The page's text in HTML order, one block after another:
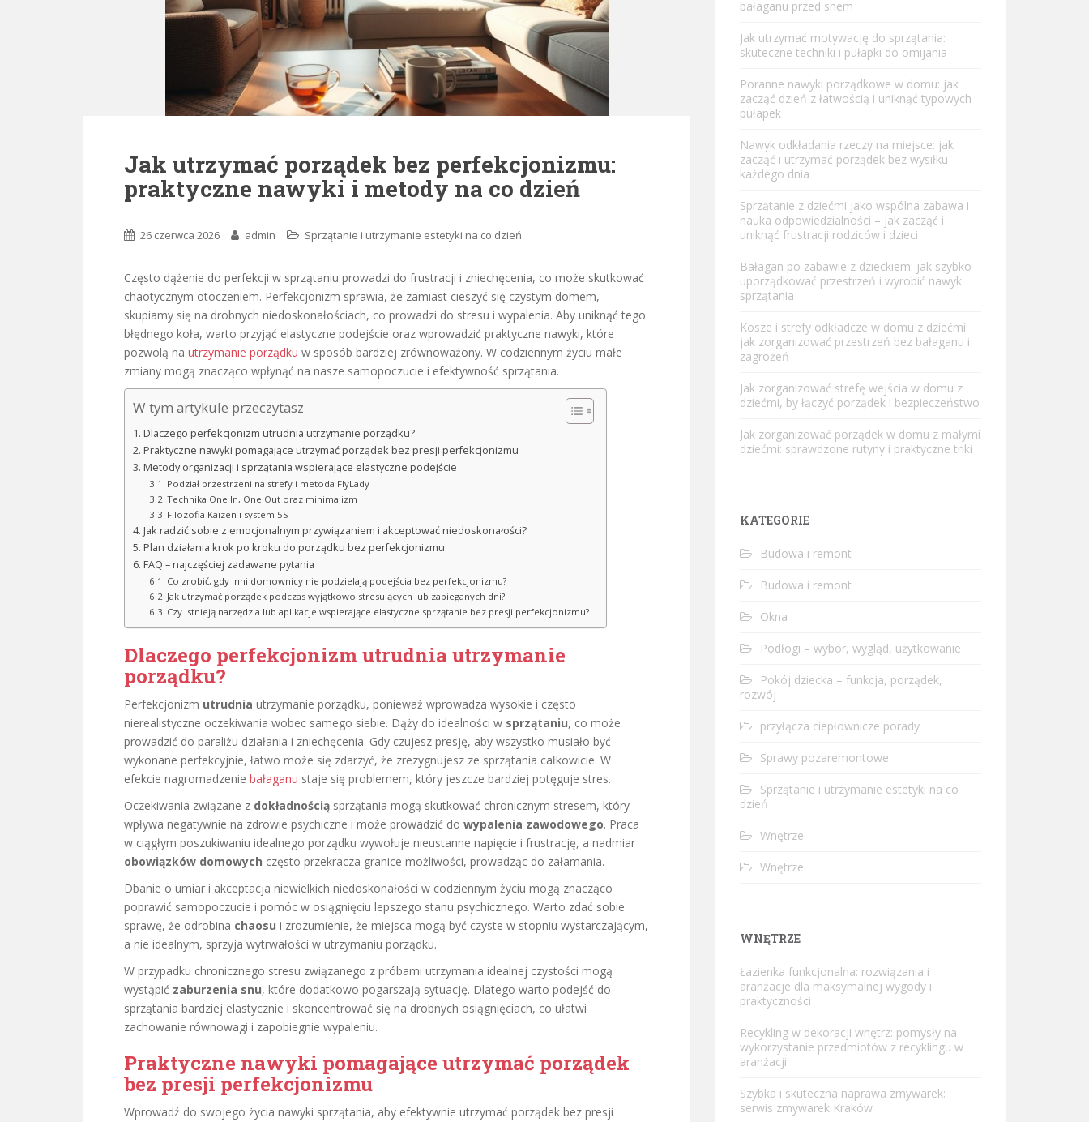
Jak utrzymać porządek bez perfekcjonizmu:
praktyczne nawyki i metody na co dzień
26 czerwca 2026 admin Sprzątanie i utrzymanie estetyki na co dzień
Często dążenie do perfekcji w sprzątaniu prowadzi do frustracji i zniechęcenia, co może skutkować
chaotycznym otoczeniem. Perfekcjonizm sprawia, że zamiast cieszyć się czystym domem,
skupiamy się na drobnych niedoskonałościach, co prowadzi do stresu i wypalenia. Aby uniknąć tego
błędnego koła, warto przyjąć elastyczne podejście oraz wprowadzić praktyczne nawyki, które
pozwolą na utrzymanie porządku w sposób bardziej zrównoważony. W codziennym życiu małe
zmiany mogą znacząco wpłynąć na nasze samopoczucie i efektywność sprzątania.
W tym artykule przeczytasz
Dlaczego perfekcjonizm utrudnia utrzymanie porządku?
Praktyczne nawyki pomagające utrzymać porządek bez presji perfekcjonizmu
Metody organizacji i sprzątania wspierające elastyczne podejście
Podział przestrzeni na strefy i metoda FlyLady
Technika One In, One Out oraz minimalizm
Filozofia Kaizen i system 5S
Jak radzić sobie z emocjonalnym przywiązaniem i akceptować niedoskonałości?
Plan działania krok po kroku do porządku bez perfekcjonizmu
FAQ – najczęściej zadawane pytania
Co zrobić, gdy inni domownicy nie podzielają podejścia bez perfekcjonizmu?
Jak utrzymać porządek podczas wyjątkowo stresujących lub zabieganych dni?
Czy istnieją narzędzia lub aplikacje wspierające elastyczne sprzątanie bez presji perfekcjonizmu?
Dlaczego perfekcjonizm utrudnia utrzymanie
porządku?
Perfekcjonizm utrudnia utrzymanie porządku, ponieważ wprowadza wysokie i często
nierealistyczne oczekiwania wobec samego siebie. Dąży do idealności w sprzątaniu, co może
prowadzić do paraliżu działania i zniechęcenia. Gdy czujesz presję, aby wszystko musiało być
wykonane perfekcyjnie, łatwo może się zdarzyć, że zrezygnujesz ze sprzątania całkowicie. W
efekcie nagromadzenie bałaganu staje się problemem, który jeszcze bardziej potęguje stres.
Oczekiwania związane z dokładnością sprzątania mogą skutkować chronicznym stresem, który
wpływa negatywnie na zdrowie psychiczne i może prowadzić do wypalenia zawodowego. Praca
w ciągłym poszukiwaniu idealnego porządku wywołuje nieustanne napięcie i frustrację, a nadmiar
obowiązków domowych często przekracza granice możliwości, prowadząc do załamania.
Dbanie o umiar i akceptacja niewielkich niedoskonałości w codziennym życiu mogą znacząco
poprawić samopoczucie i pomóc w osiągnięciu lepszego stanu psychicznego. Warto zdać sobie
sprawę, że odrobina chaosu i zrozumienie, że miejsca mogą być czyste w stopniu wystarczającym,
a nie idealnym, sprzyja wytrwałości w utrzymaniu porządku.
W przypadku chronicznego stresu związanego z próbami utrzymania idealnej czystości mogą
wystąpić zaburzenia snu, które dodatkowo pogarszają sytuację. Dlatego warto podejść do
sprzątania bardziej elastycznie i skoncentrować się na drobnych osiągnięciach, co ułatwi
zachowanie równowagi i zapobiegnie wypaleniu.
Praktyczne nawyki pomagające utrzymać porządek
bez presji perfekcjonizmu
Wprowadź do swojego życia nawyki sprzątania, aby efektywnie utrzymać porządek bez presji
bałaganu przed snem
Jak utrzymać motywację do sprzątania:
skuteczne techniki i pułapki do omijania
Poranne nawyki porządkowe w domu: jak
zacząć dzień z łatwością i uniknąć typowych
pułapek
Nawyk odkładania rzeczy na miejsce: jak
zacząć i utrzymać porządek bez wysiłku
każdego dnia
Sprzątanie z dziećmi jako wspólna zabawa i
nauka odpowiedzialności – jak zacząć i
uniknąć frustracji rodziców i dzieci
Bałagan po zabawie z dzieckiem: jak szybko
uporządkować przestrzeń i wyrobić nawyk
sprzątania
Kosze i strefy odkładcze w domu z dziećmi:
jak zorganizować przestrzeń bez bałaganu i
zagrożeń
Jak zorganizować strefę wejścia w domu z
dziećmi, by łączyć porządek i bezpieczeństwo
Jak zorganizować porządek w domu z małymi
dziećmi: sprawdzone rutyny i praktyczne triki
KATEGORIE
Budowa i remont
Budowa i remont
Okna
Podłogi – wybór, wygląd, użytkowanie
Pokój dziecka – funkcja, porządek,
rozwój
przyłącza ciepłownicze porady
Sprawy pozaremontowe
Sprzątanie i utrzymanie estetyki na co
dzień
Wnętrze
Wnętrze
WNĘTRZE
Łazienka funkcjonalna: rozwiązania i
aranżacje dla maksymalnej wygody i
praktyczności
Recykling w dekoracji wnętrz: pomysły na
wykorzystanie przedmiotów z recyklingu w
aranżacji
Szybka i skuteczna naprawa zmywarek:
serwis zmywarek Kraków